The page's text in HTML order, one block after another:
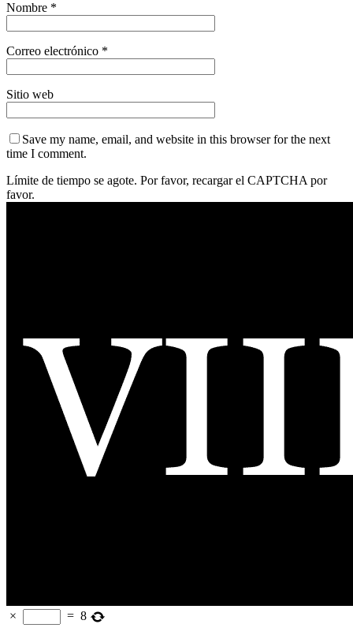
Nombre *
Correo electrónico *
Sitio web
Save my name, email, and website in this browser for the next
time I comment.
Límite de tiempo se agote. Por favor, recargar el CAPTCHA por
favor.
× = 8